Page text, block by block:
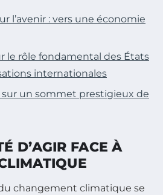
l’avenir : vers une économie
le rôle fondamental des États
internationales
sur un sommet prestigieux de
D’AGIR FACE À
changement climatique se